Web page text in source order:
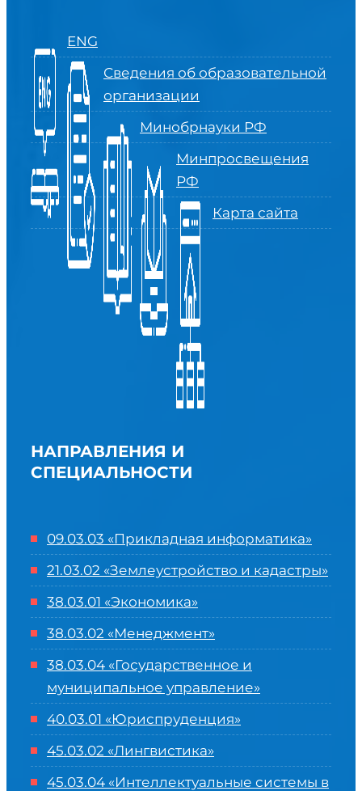
ENG
Сведения об образовательной
организации
Минобрнауки РФ
Минпросвещения
РФ
Карта сайта
НАПРАВЛЕНИЯ И
СПЕЦИАЛЬНОСТИ
09.03.03 «Прикладная информатика»
21.03.02 «Землеустройство и кадастры»
38.03.01 «Экономика»
38.03.02 «Менеджмент»
38.03.04 «Государственное и
муниципальное управление»
40.03.01 «Юриспруденция»
45.03.02 «Лингвистика»
45.03.04 «Интеллектуальные системы в